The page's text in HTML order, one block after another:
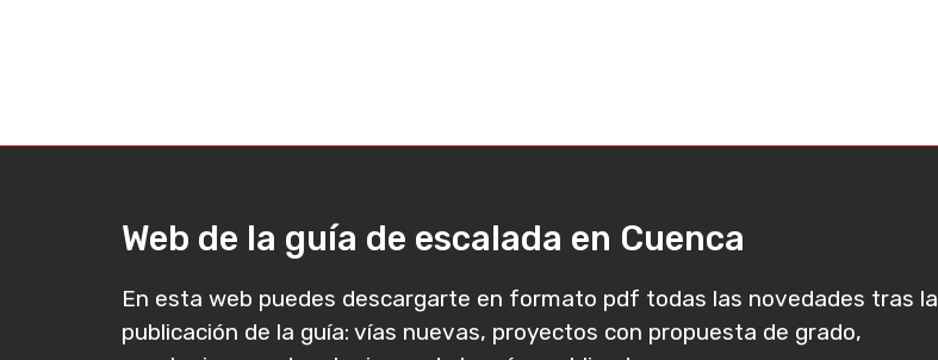
Web de la guía de escalada en Cuenca
En esta web puedes descargarte en formato pdf todas las novedades tras la
publicación de la guía: vías nuevas, proyectos con propuesta de grado,